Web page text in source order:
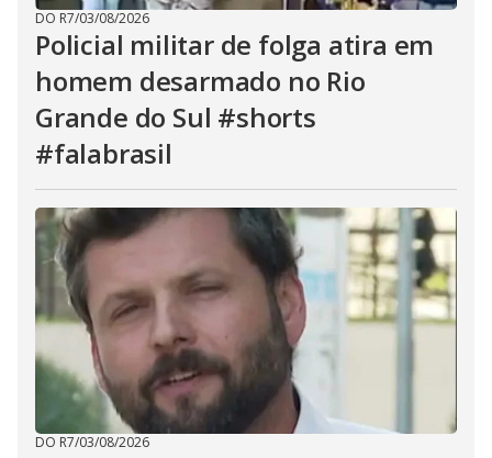
DO R7/03/08/2026
Policial militar de folga atira em
homem desarmado no Rio
Grande do Sul #shorts
#falabrasil
DO R7/03/08/2026